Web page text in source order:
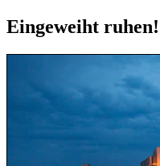
Eingeweiht ruhen!